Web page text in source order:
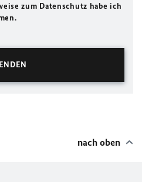
zum Datenschutz habe ich
nach oben